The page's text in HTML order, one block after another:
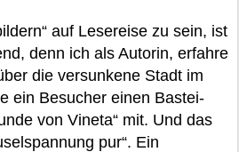
auf Lesereise zu sein, ist
denn ich als Autorin, erfahre
die versunkene Stadt im
ein Besucher einen Bastei-
von Vineta“ mit. Und das
pur“. Ein